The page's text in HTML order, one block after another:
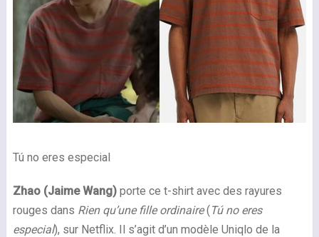
Tú no eres especial
Zhao (Jaime Wang)porte ce t-shirt avec des rayures
rouges dans Rien qu’une fille ordinaire(Tú no eres
especial), sur Netflix. Il s’agit d’un modèle Uniqlo de la